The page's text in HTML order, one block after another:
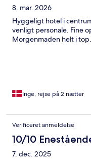
8. mar. 2026
Hyggeligt hotel i
venligt personale. Fine
Morgenmaden helt i
Inge, rejse på 2 nætter
Verificeret anmeldelse
10/10
7. dec. 2025